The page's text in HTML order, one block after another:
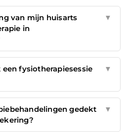
van mijn huisarts
in
▼
fysiotherapiesessie
▼
gedekt
▼